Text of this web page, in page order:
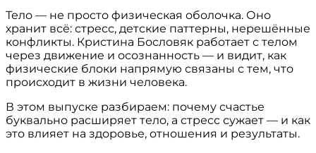
Тело — не просто физическая оболочка. Оно
хранит всё: стресс, детские паттерны, нерешённые
конфликты. Кристина Бословяк работает с телом
через движение и осознанность — и видит, как
физические блоки напрямую связаны с тем, что
происходит в жизни человека.
В этом выпуске разбираем: почему счастье
буквально расширяет тело, а стресс сужает — и как
это влияет на здоровье, отношения и результаты.